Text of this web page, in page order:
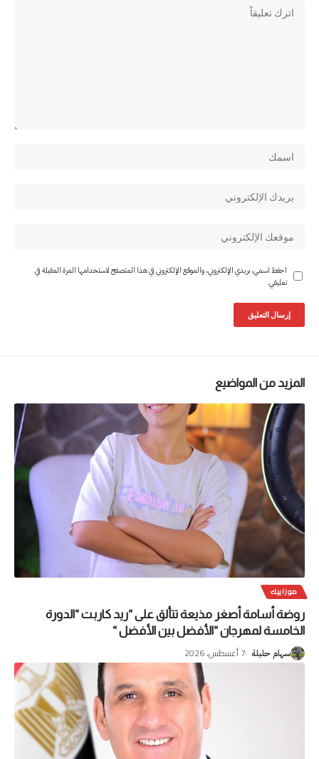
احفظ اسمي، بريدي الإلكتروني، والموقع الإلكتروني في هذا المتصفح لاستخدامها المرة المقبلة في
تعليقي.
المزيد من المواضيع
موزاييك
روضة أسامة أصغر مذيعة تتألق على “ريد كاربت “الدورة
الخامسة لمهرجان “الأفضل بين الأفضل “
سهام حليلة 7 أغسطس، 2026